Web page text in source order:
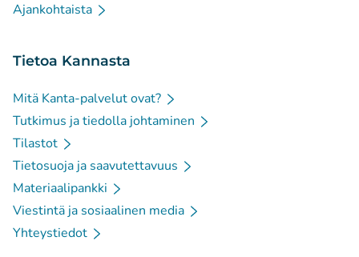
Ajankohtaista
Tietoa Kannasta
Mitä Kanta-palvelut ovat?
Tutkimus ja tiedolla johtaminen
Tilastot
Tietosuoja ja saavutettavuus
Materiaalipankki
Viestintä ja sosiaalinen media
Yhteystiedot